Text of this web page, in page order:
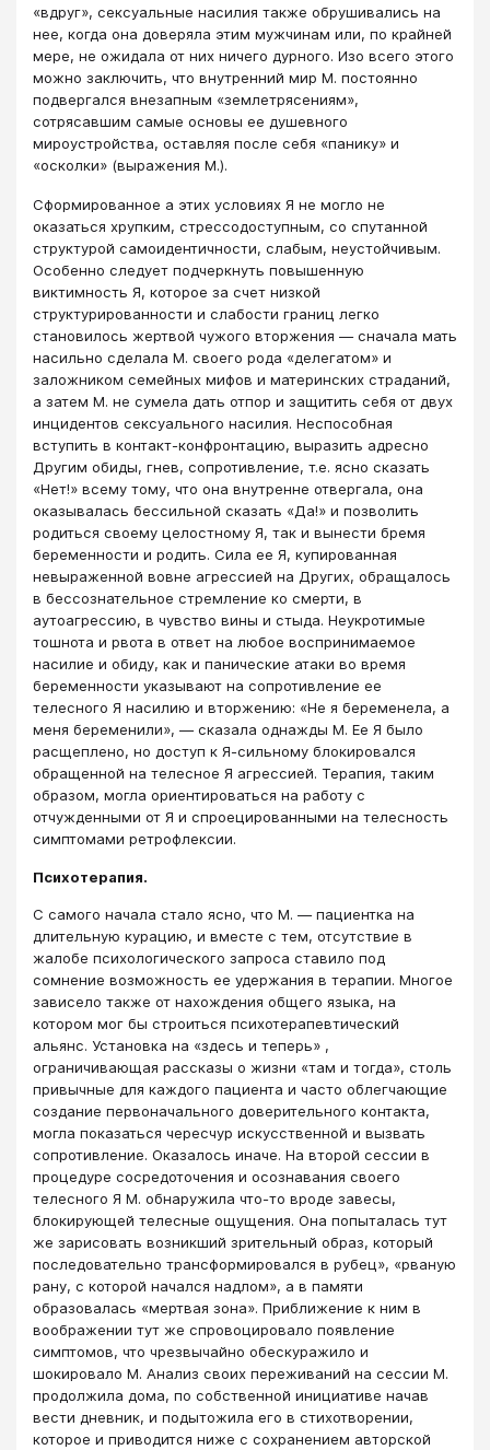
«вдруг», сексуальные насилия также обрушивались на
нее, когда она доверяла этим мужчинам или, по крайней
мере, не ожидала от них ничего дурного. Изо всего этого
можно заключить, что внутренний мир М. постоянно
подвергался внезапным «землетрясениям»,
сотрясавшим самые основы ее душевного
мироустройства, оставляя после себя «панику» и
«осколки» (выражения М.).
Сформированное а этих условиях Я не могло не
оказаться хрупким, стрессодоступным, со спутанной
структурой самоидентичности, слабым, неустойчивым.
Особенно следует подчеркнуть повышенную
виктимность Я, которое за счет низкой
структурированности и слабости границ легко
становилось жертвой чужого вторжения ― сначала мать
насильно сделала М. своего рода «делегатом» и
заложником семейных мифов и материнских страданий,
а затем М. не сумела дать отпор и защитить себя от двух
инцидентов сексуального насилия. Неспособная
вступить в контакт-конфронтацию, выразить адресно
Другим обиды, гнев, сопротивление, т.е. ясно сказать
«Нет!» всему тому, что она внутренне отвергала, она
оказывалась бессильной сказать «Да!» и позволить
родиться своему целостному Я, так и вынести бремя
беременности и родить. Сила ее Я, купированная
невыраженной вовне агрессией на Других, обращалось
в бессознательное стремление ко смерти, в
аутоагрессию, в чувство вины и стыда. Неукротимые
тошнота и рвота в ответ на любое воспринимаемое
насилие и обиду, как и панические атаки во время
беременности указывают на сопротивление ее
телесного Я насилию и вторжению: «Не я беременела, а
меня беременили», ― сказала однажды М. Ее Я было
расщеплено, но доступ к Я-сильному блокировался
обращенной на телесное Я агрессией. Терапия, таким
образом, могла ориентироваться на работу с
отчужденными от Я и спроецированными на телесность
симптомами ретрофлексии.
Психотерапия.
С самого начала стало ясно, что М. ― пациентка на
длительную курацию, и вместе с тем, отсутствие в
жалобе психологического запроса ставило под
сомнение возможность ее удержания в терапии. Многое
зависело также от нахождения общего языка, на
котором мог бы строиться психотерапевтический
альянс. Установка на «здесь и теперь» ,
ограничивающая рассказы о жизни «там и тогда», столь
привычные для каждого пациента и часто облегчающие
создание первоначального доверительного контакта,
могла показаться чересчур искусственной и вызвать
сопротивление. Оказалось иначе. На второй сессии в
процедуре сосредоточения и осознавания своего
телесного Я М. обнаружила что-то вроде завесы,
блокирующей телесные ощущения. Она попыталась тут
же зарисовать возникший зрительный образ, который
последовательно трансформировался в рубец», «рваную
рану, с которой начался надлом», а в памяти
образовалась «мертвая зона». Приближение к ним в
воображении тут же спровоцировало появление
симптомов, что чрезвычайно обескуражило и
шокировало М. Анализ своих переживаний на сессии М.
продолжила дома, по собственной инициативе начав
вести дневник, и подытожила его в стихотворении,
которое и приводится ниже с сохранением авторской